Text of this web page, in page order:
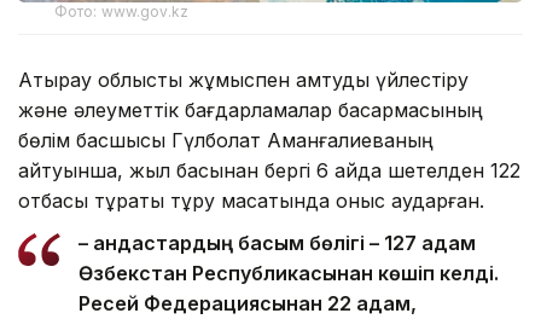
Фото: www.gov.kz
Атырау облыстық жұмыспен қамтуды үйлестіру
және әлеуметтік бағдарламалар басқармасының
бөлім басшысы Гүлболат Аманғалиеваның
айтуынша, жыл басынан бергі 6 айда шетелден 122
отбасы тұрақты тұру мақсатында қоныс аударған.
– Қандастардың басым бөлігі – 127 адам
Өзбекстан Республикасынан көшіп келді.
Ресей Федерациясынан 22 адам,